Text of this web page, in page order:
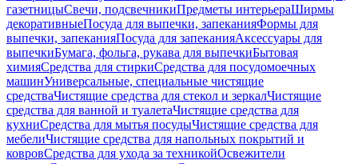
газетницыСвечи, подсвечникиПредметы интерьераШирмы
декоративныеПосуда для выпечки, запеканияФормы для
выпечки, запеканияПосуда для запеканияАксессуары для
выпечкиБумага, фольга, рукава для выпечкиБытовая
химияСредства для стиркиСредства для посудомоечных
машинУниверсальные, специальные чистящие
средстваЧистящие средства для стекол и зеркалЧистящие
средства для ванной и туалетаЧистящие средства для
кухниСредства для мытья посудыЧистящие средства для
мебелиЧистящие средства для напольных покрытий и
ковровСредства для ухода за техникойОсвежители